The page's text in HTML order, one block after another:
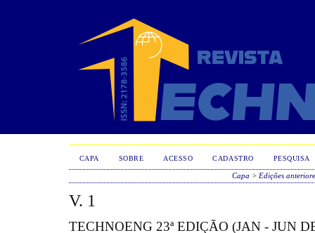
CAPA SOBRE ACESSO CADASTRO PESQUISA
Capa > Edições
V. 1
TECHNOENG 23ª EDIÇÃO (JAN - JUN